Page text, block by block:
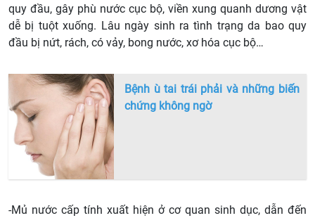
quy đầu, gây phù nước cục bộ, viền xung quanh dương vật
dễ bị tuột xuống. Lâu ngày sinh ra tình trạng da bao quy
đầu bị nứt, rách, có vảy, bong nước, xơ hóa cục bộ…
Bệnh ù tai trái phải và những biến
chứng không ngờ
-Mủ nước cấp tính xuất hiện ở cơ quan sinh dục, dẫn đến